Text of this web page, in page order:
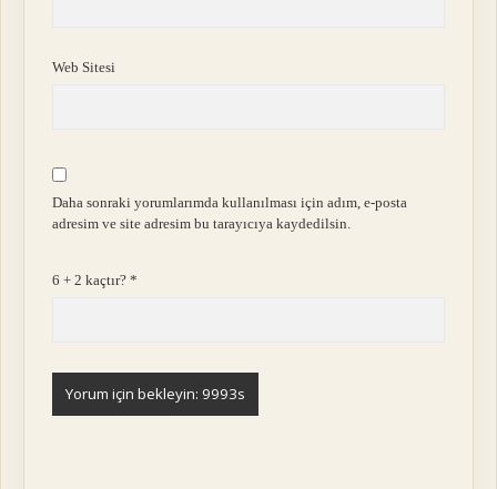
Web Sitesi
Daha sonraki yorumlarımda kullanılması için adım, e-posta
adresim ve site adresim bu tarayıcıya kaydedilsin.
6 + 2 kaçtır?*